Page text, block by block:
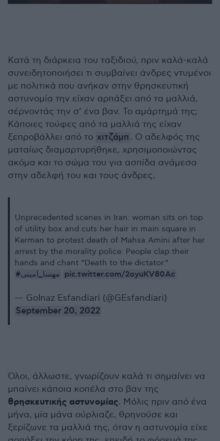
Κατά τη διάρκεια του ταξιδιού, πριν καλά-καλά
συνειδητοποιήσει τι συμβαίνει άνδρες ντυμένοι
με πολιτικά που ανήκαν στην θρησκευτική
αστυνομία την είχαν αρπάξει από τα μαλλιά,
σέρνοντάς την σ’ ένα βαν. Το αμάρτημά της;
Κάποιες τούφες από τα μαλλιά της είχαν
ξεπροβάλλει από το χιτζάμπ . Ο αδελφός της
ματαίως διαμαρτυρήθηκε, χρησιμοποιώντας
ακόμα και το σώμα του για ασπίδα ανάμεσα
στην αδελφή του και τους άνδρες.
Unprecedented scenes in Iran: woman sits on top
of utility box and cuts her hair in main square in
Kerman to protest death of Mahsa Amini after her
arrest by the morality police. People clap their
hands and chant “Death to the dictator.”
#مهسا_امینی pic.twitter.com/2oyuKV80Ac
— Golnaz Esfandiari (@GEsfandiari)
September 20, 2022
Όλοι, άλλωστε, γνωρίζουν καλά τι σημαίνει να
μπαίνει κάποια κοπέλα στο βαν της
θρησκευτικής αστυνομίας. Μόλις πριν από ένα
μήνα, μία μάνα ούρλιαζε, θρηνούσε και
ξερίζωνε τα μαλλιά της, όταν η αστυνομία είχε